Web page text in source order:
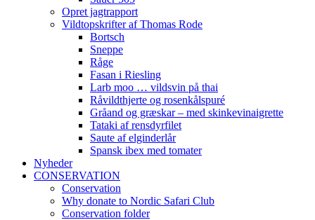
Opret jagtrapport
Vildtopskrifter af Thomas Rode
Bortsch
Sneppe
Råge
Fasan i Riesling
Larb moo … vildsvin på thai
Råvildthjerte og rosenkålspuré
Gråand og græskar – med skinkevinaigrette
Tataki af rensdyrfilet
Saute af elginderlår
Spansk ibex med tomater
Nyheder
CONSERVATION
Conservation
Why donate to Nordic Safari Club
Conservation folder